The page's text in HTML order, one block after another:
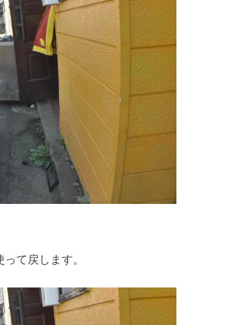
て戻します。